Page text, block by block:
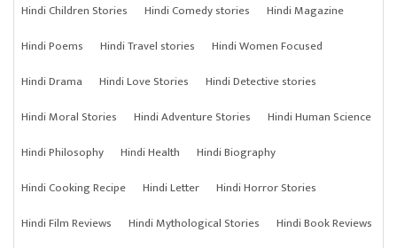
Hindi Children Stories
Hindi Comedy stories
Hindi Magazine
Hindi Poems
Hindi Travel stories
Hindi Women Focused
Hindi Drama
Hindi Love Stories
Hindi Detective stories
Hindi Moral Stories
Hindi Adventure Stories
Hindi Human Science
Hindi Philosophy
Hindi Health
Hindi Biography
Hindi Cooking Recipe
Hindi Letter
Hindi Horror Stories
Hindi Film Reviews
Hindi Mythological Stories
Hindi Book Reviews